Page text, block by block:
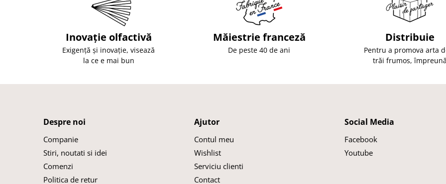
Inovație olfactivă
Exigență și inovație, visează
la ce e mai bun
Măiestrie franceză
De peste 40 de ani
Distribuie
Pentru a promova arta
trăi frumos,
Despre noi
Companie
Stiri, noutati si idei
Comenzi
Politica de retur
Ajutor
Contul meu
Wishlist
Serviciu clienti
Contact
Social Media
Facebook
Youtube